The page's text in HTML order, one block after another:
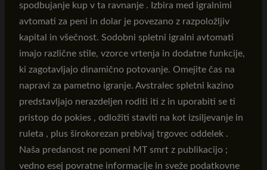
spodbujanje kup v ta ravnanje . Izbira med igralnimi
avtomati za peni in dolar je povezano z razpoložljiv
kapital in všečnost. Sodobni spletni igralni avtomati
imajo različne stile, vzorce vrtenja in dodatne funkcije,
ki zagotavljajo dinamično potovanje. Omejite čas na
napravi za pametno igranje. Avstralec spletni kazino
predstavljajo nerazdeljen roditi iti z in uporabiti se ti
pristop do pokies , odložiti staviti na kot izsiljevanje in
ruleta , plus širokorezan prebivaj trgovec oddelek .
Naša predanost ne pomeni MT smrt z publikacijo ;
vedno esej povratne informacije in sveže podatkovne